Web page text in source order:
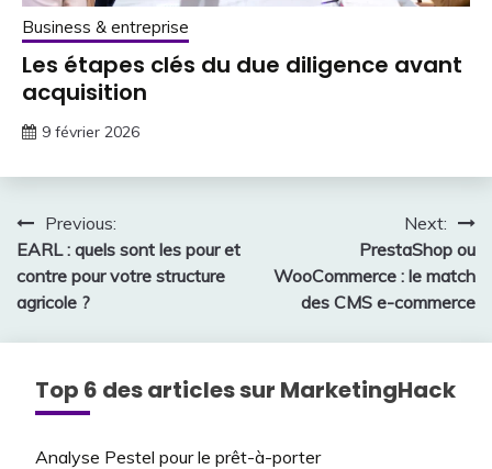
Business & entreprise
Les étapes clés du due diligence avant
acquisition
9 février 2026
Navigation
de
l’article
Previous:
EARL : quels sont les pour et
contre pour votre structure
agricole ?
Next:
PrestaShop ou
WooCommerce : le match
des CMS e-commerce
Top 6 des articles sur MarketingHack
Analyse Pestel pour le prêt-à-porter